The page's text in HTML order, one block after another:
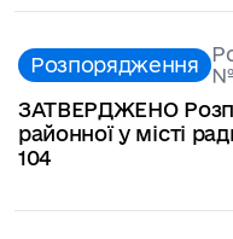
Розпорядження №
ЗАТВЕРДЖЕНО
районної у місті
104